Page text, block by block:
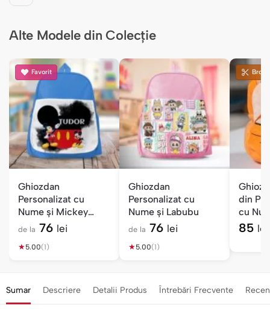
Alte Modele din Colecție
Favorit
Ghiozdan
Personalizat cu
Nume și Mickey
Mouse
de la 76 lei
★5.00(1)
Ghiozdan
Personalizat cu
Nume și Labubu
de la 76 lei
★5.00(1)
din
cu
85 lei
Sumar Descriere Detalii Produs Întrebări Frecvente